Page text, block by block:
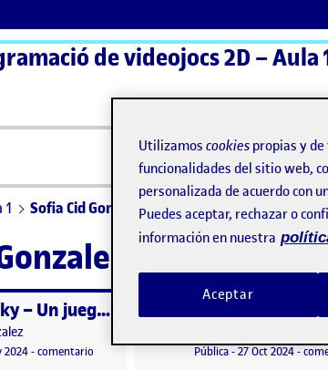
ActiFolios
1 Sofia Cid Gonzalez
Super Pinky – Un juego de plataformas
publicación
2024-comentario en Super Pinky – Un juego de plataformas
Visibilidad:
Pública-Fecha de
27 Oct 2024-
Utilizamos cookies propias y
funcionalidades del sitio web,
personalizada de acuerdo con
Puedes aceptar, rechazar o
información en nuestra
Aceptar